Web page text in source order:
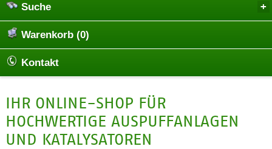
Suche
Warenkorb (0)
Kontakt
IHR ONLINE-SHOP FÜR
HOCHWERTIGE AUSPUFFANLAGEN
UND KATALYSATOREN